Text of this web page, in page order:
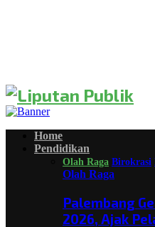
Home
Pendidikan
Olah Raga Birokrasi
Olah Raga
Palembang
2026, Ajak